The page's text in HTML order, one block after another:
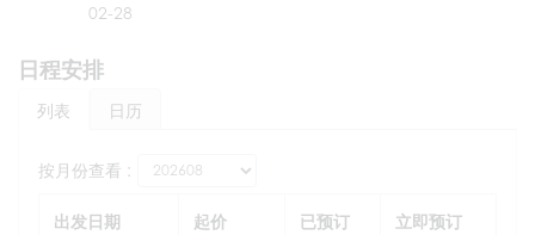
02-28
日程安排
列表 日历
按月份查看 :
出发日期 起价 已预订 立即预订